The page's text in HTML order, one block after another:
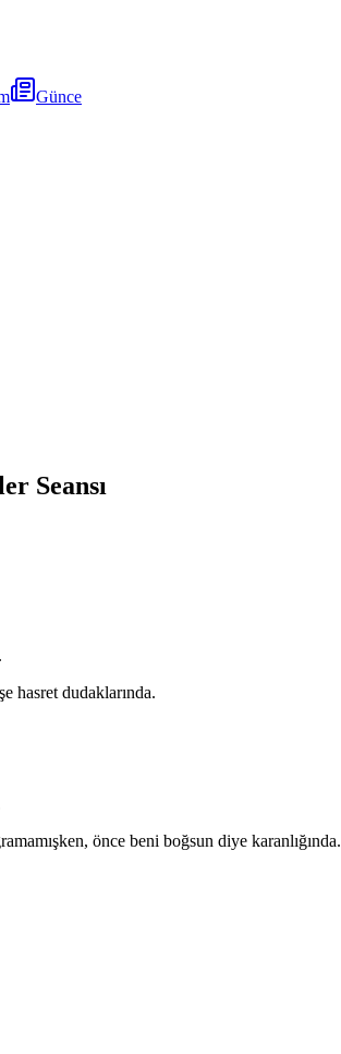
Günce
Seansı
hasret dudaklarında.
önce beni boğsun diye karanlığında.